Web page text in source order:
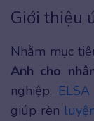
Giới thiệu
Nhằm mục
Anh cho
nghiệp,
giúp rèn